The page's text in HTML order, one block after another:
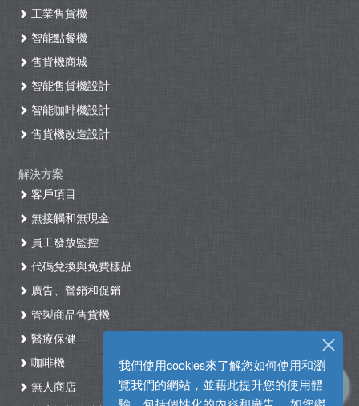
我們使用cookies來了解您如何使用和瀏
覽我們的網站，並藉此提升您的使用體
工業售貨機
智能點餐機
售貨機商城
智能售貨機設計
智能咖啡機設計
售貨機改造設計
解決方案
客戶項目
無接觸和無現金
員工發放監控
代碼兌換與免費樣品
廣告、營銷和促銷
管製商品售貨機
醫療保健
咖啡機
無人商店